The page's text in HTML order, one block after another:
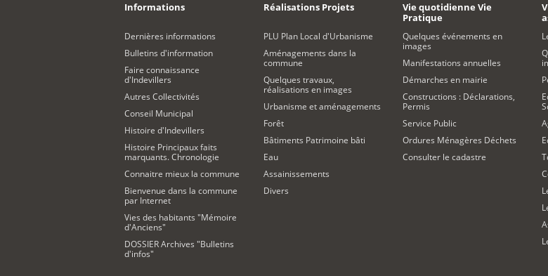
Informations
Dernières informations
Bulletins d'information
Faire connaissance
d'Indevillers
Autres Collectivités
Conseil Municipal
Histoire d'Indevillers
Histoire Principaux faits
marquants. Chronologie
Connaitre mieux la commune
Bienvenue dans la commune
par Internet
Vies des habitants "Mémoire
d'Anciens"
DOSSIER Archives "Bulletins
d'infos"
Réalisations Projets
PLU Plan Local d'Urbanisme
Aménagements dans la
commune
Quelques travaux,
réalisations en images
Urbanisme et aménagements
Forêt
Bâtiments Patrimoine bâti
Eau
Assainissements
Divers
Vie quotidienne Vie
Pratique
Quelques événements en
images
Manifestations annuelles
Démarches en mairie
Constructions : Déclarations,
Permis
Service Public
Ordures Ménagères Déchets
Consulter le cadastre